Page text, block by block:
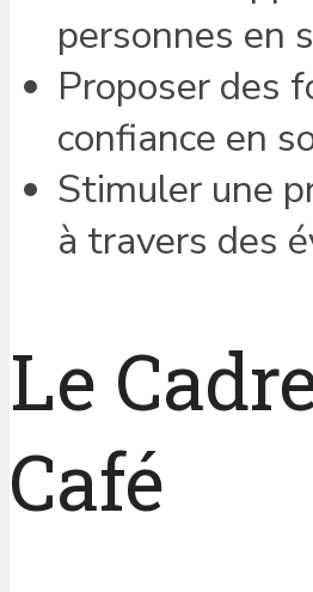
personnes en
Proposer des
confiance en
Stimuler une
à travers des
Le
Café